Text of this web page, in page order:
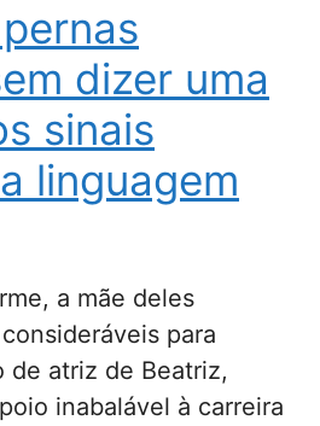
dizer uma
sinais
linguagem
a mãe deles
para
de atriz de Beatriz,
inabalável à carreira